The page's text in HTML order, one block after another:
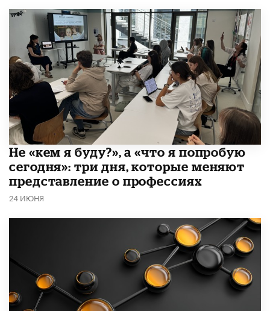
Не «кем я буду?», а «что я попробую
сегодня»: три дня, которые меняют
представление о профессиях
24 ИЮНЯ